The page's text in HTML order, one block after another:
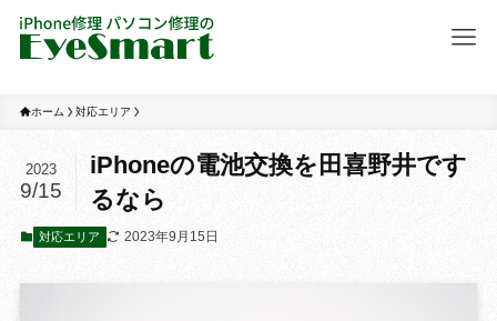
ホーム 対応エリア
iPhoneの電池交換を田喜野井です
るなら
2023
9/15
対応エリア 2023年9月15日